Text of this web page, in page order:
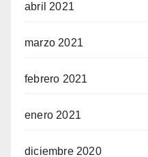
abril 2021
marzo 2021
febrero 2021
enero 2021
diciembre 2020